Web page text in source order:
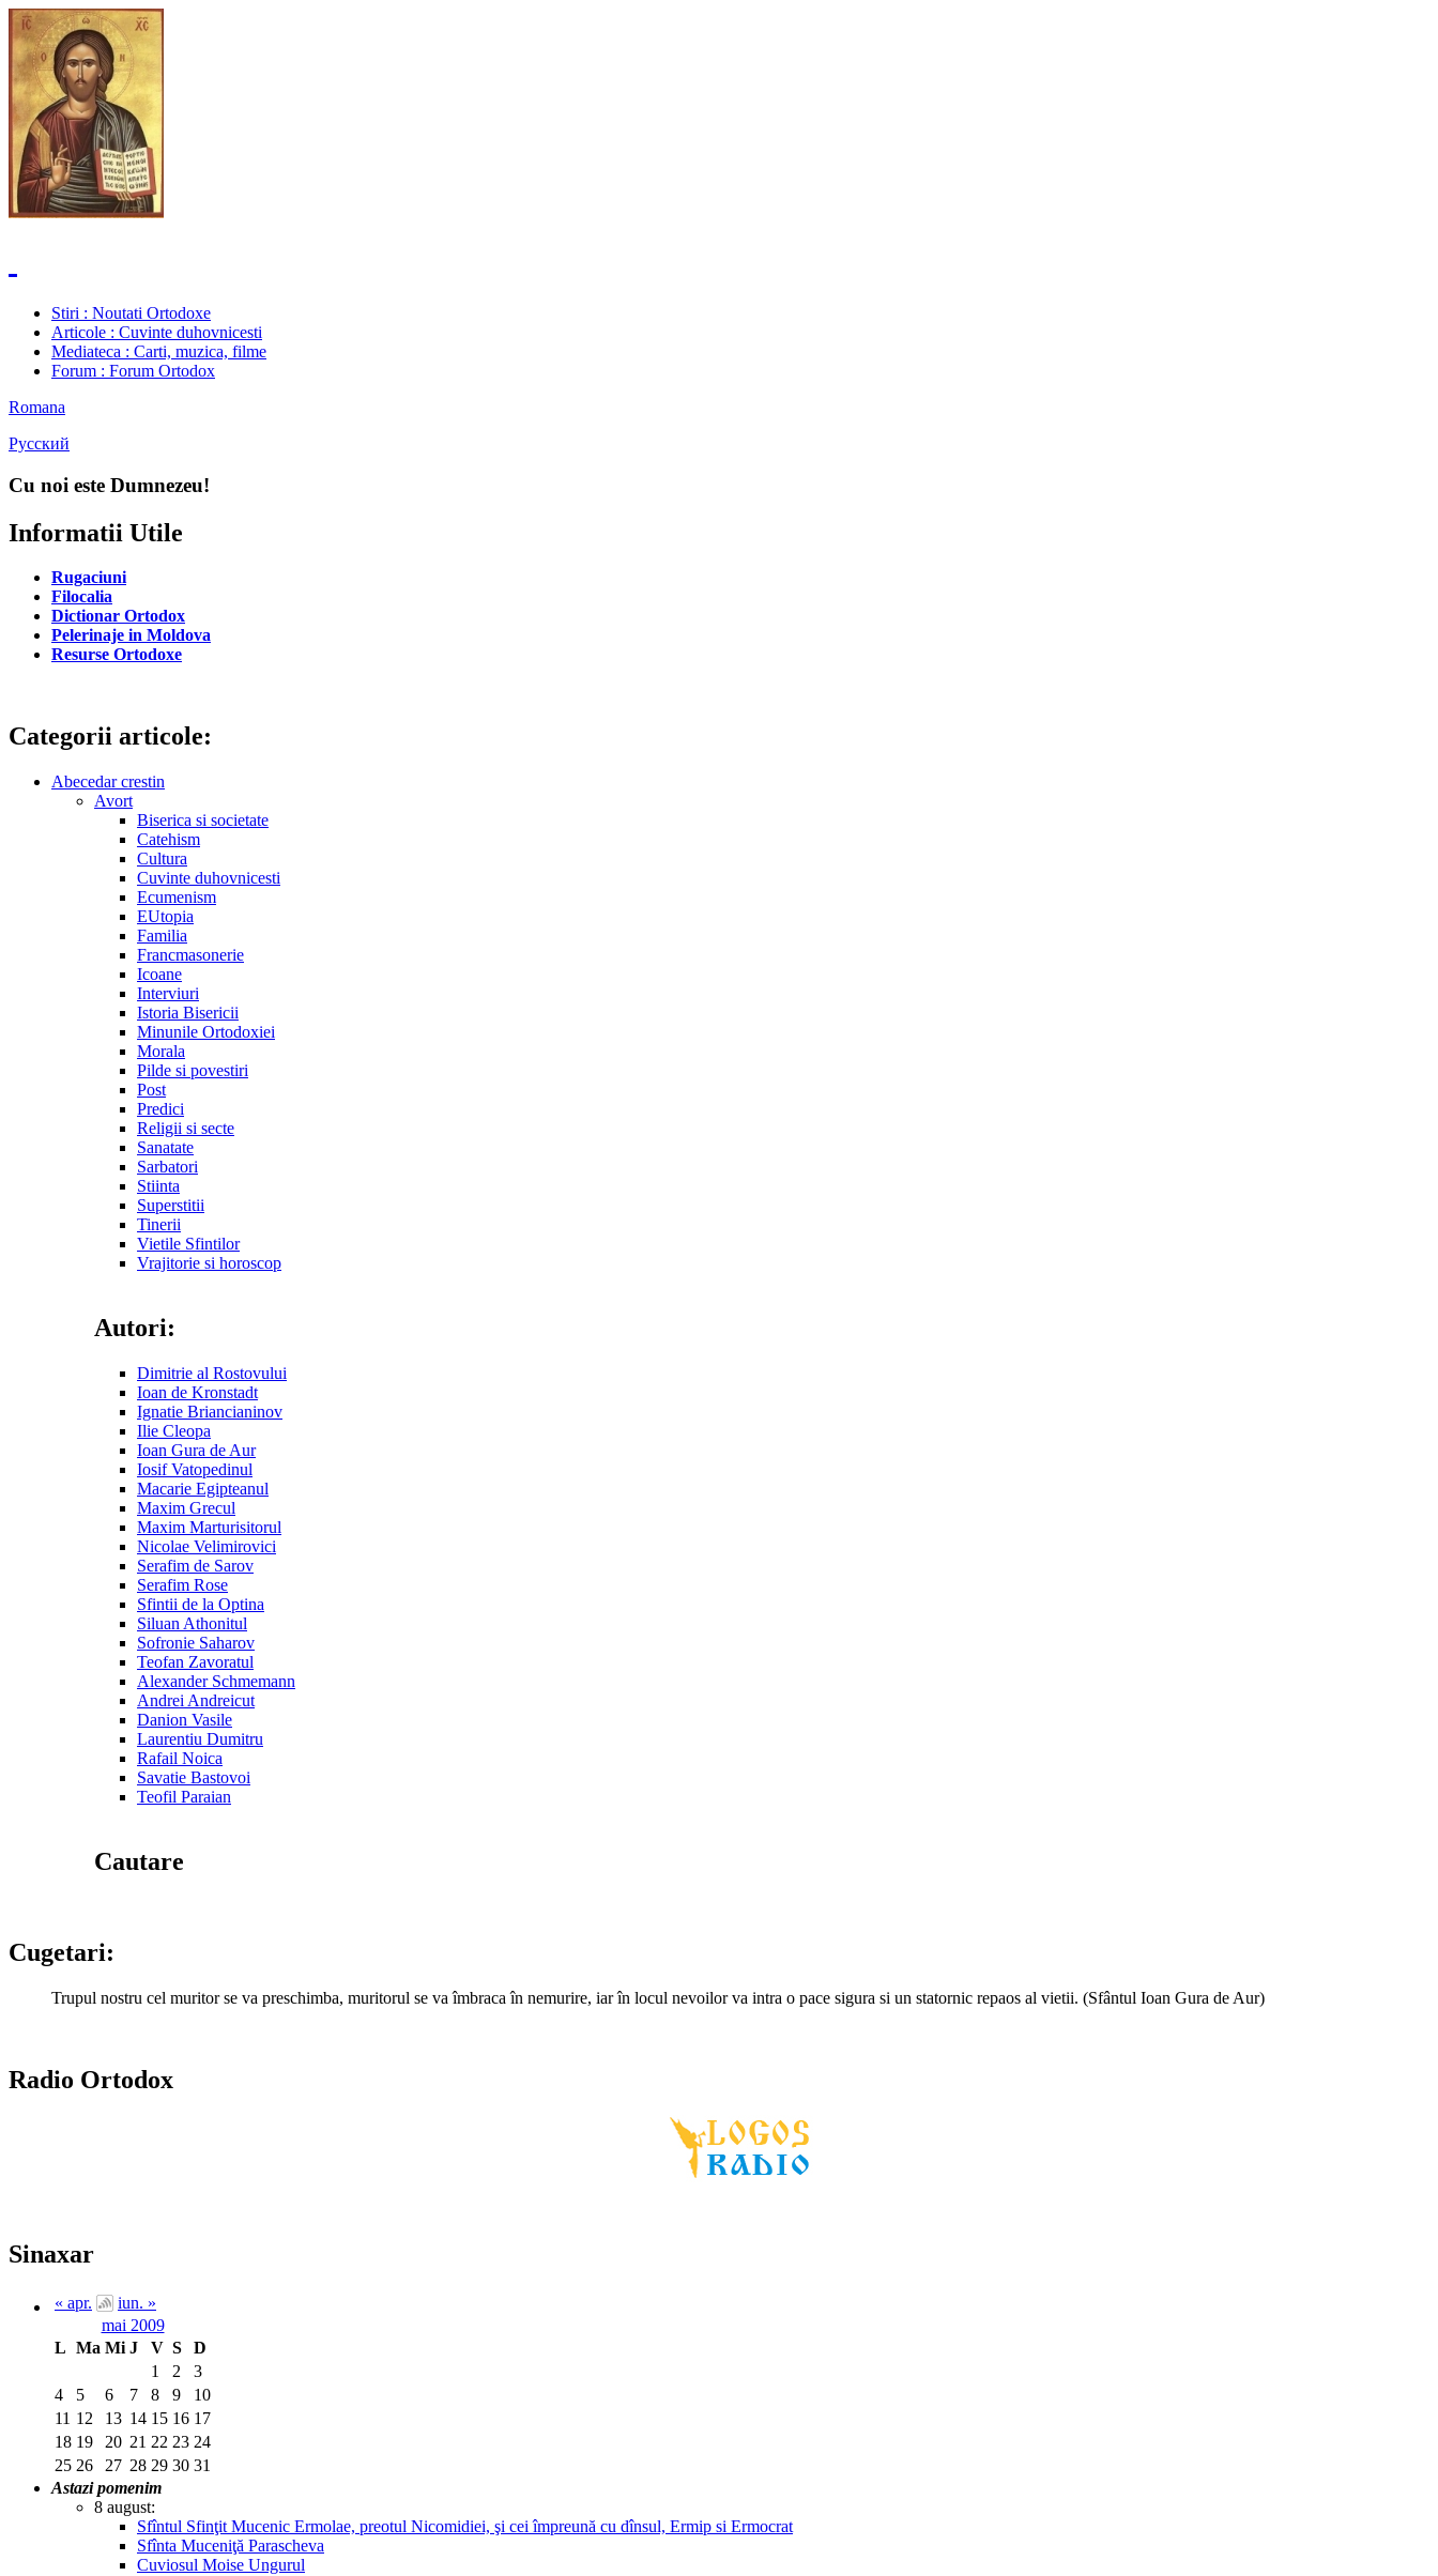
Stiri : Noutati Ortodoxe
Articole : Cuvinte duhovnicesti
Mediateca : Carti, muzica, filme
Forum : Forum Ortodox
Romana
Русский
Cu noi este Dumnezeu!
Informatii Utile
Rugaciuni
Filocalia
Dictionar Ortodox
Pelerinaje in Moldova
Resurse Ortodoxe
Categorii articole:
Abecedar crestin
Avort
Biserica si societate
Catehism
Cultura
Cuvinte duhovnicesti
Ecumenism
EUtopia
Familia
Francmasonerie
Icoane
Interviuri
Istoria Bisericii
Minunile Ortodoxiei
Morala
Pilde si povestiri
Post
Predici
Religii si secte
Sanatate
Sarbatori
Stiinta
Superstitii
Tinerii
Vietile Sfintilor
Vrajitorie si horoscop
Autori:
Dimitrie al Rostovului
Ioan de Kronstadt
Ignatie Briancianinov
Ilie Cleopa
Ioan Gura de Aur
Iosif Vatopedinul
Macarie Egipteanul
Maxim Grecul
Maxim Marturisitorul
Nicolae Velimirovici
Serafim de Sarov
Serafim Rose
Sfintii de la Optina
Siluan Athonitul
Sofronie Saharov
Teofan Zavoratul
Alexander Schmemann
Andrei Andreicut
Danion Vasile
Laurentiu Dumitru
Rafail Noica
Savatie Bastovoi
Teofil Paraian
Cautare
Cugetari:
Trupul nostru cel muritor se va preschimba, muritorul se va îmbraca în nemurire, iar în locul nevoilor va intra o pace sigura si un statornic repaos al vietii. (Sfântul Ioan Gura de Aur)
Radio Ortodox
Sinaxar
« apr.
iun. »
mai 2009
L Ma Mi J V S
D
1
2
3
4
5 6 7 8 9
10
11 12 13 14 15 16 17
18 19 20 21 22 23 24
25 26 27 28 29 30 31
Astazi pomenim
8 august:
Sfîntul Sfinţit Mucenic Ermolae, preotul Nicomidiei, şi cei împreună cu dînsul, Ermip si Ermocrat
Sfînta Muceniţă Parascheva
Cuviosul Moise Ungurul